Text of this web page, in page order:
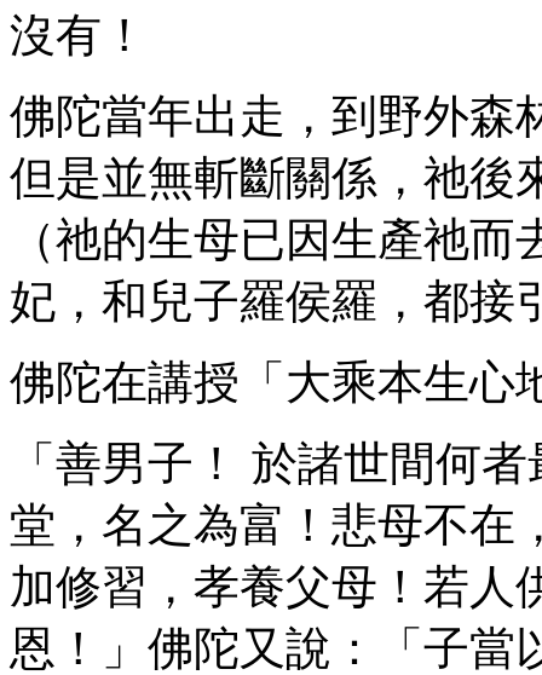
沒有！
佛陀當年出走，到野外森
但是並無斬斷關係，祂後
（祂的生母已因生產祂
妃，和兒子羅侯羅，都接
佛陀在講授「大乘本生心
「善男子！ 於諸世間何
堂，名之為富！悲母不在
加修習，孝養父母！若人
恩！」佛陀又說：「子當